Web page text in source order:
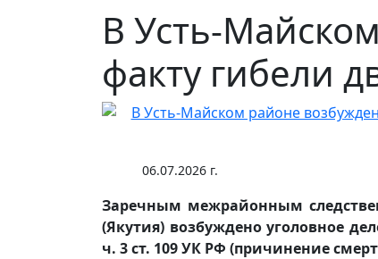
В Усть-
факту гибели
06.07.2026 г.
Заречным межрайонным
(Якутия) возбуждено уголовное
ч. 3 ст. 109 УК РФ (причинение